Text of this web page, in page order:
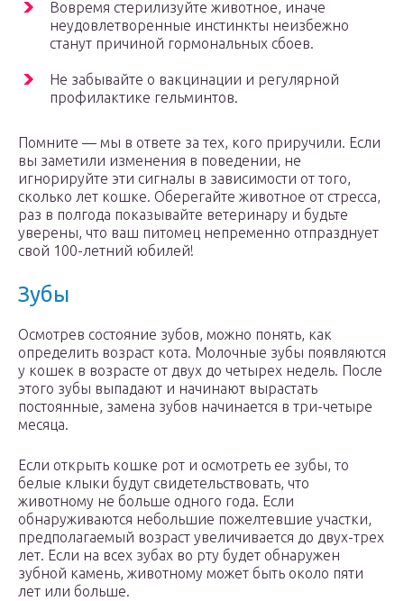
Вовремя стерилизуйте животное, иначе
неудовлетворенные инстинкты неизбежно
станут причиной гормональных сбоев.
Не забывайте о вакцинации и регулярной
профилактике гельминтов.
Помните — мы в ответе за тех, кого приручили. Если
вы заметили изменения в поведении, не
игнорируйте эти сигналы в зависимости от того,
сколько лет кошке. Оберегайте животное от стресса,
раз в полгода показывайте ветеринару и будьте
уверены, что ваш питомец непременно отпразднует
свой 100-летний юбилей!
Зубы
Осмотрев состояние зубов, можно понять, как
определить возраст кота. Молочные зубы появляются
у кошек в возрасте от двух до четырех недель. После
этого зубы выпадают и начинают вырастать
постоянные, замена зубов начинается в три-четыре
месяца.
Если открыть кошке рот и осмотреть ее зубы, то
белые клыки будут свидетельствовать, что
животному не больше одного года. Если
обнаруживаются небольшие пожелтевшие участки,
предполагаемый возраст увеличивается до двух-трех
лет. Если на всех зубах во рту будет обнаружен
зубной камень, животному может быть около пяти
лет или больше.